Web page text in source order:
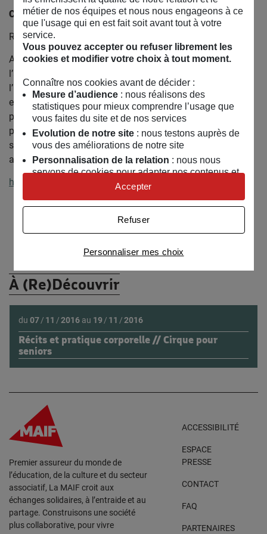
CYPRIA DONATO
REGARD CHORÉGRAPHIQUE & ÉCRITURE VIDÉO
Après un détour marquant par la critique et la théorie de
l’art à Paris, Cypria poursuit des études de dessin animé à
l’ENSAV La Cambre à Bruxelles, où elle obtient son Master
en 2015. Tandis que son film de fin d’étude “Putain”
parcourt les festivals à travers le monde, elle transporte sa
pratique du mouvement dessiné et du cinéma vers le
spectacle vivant, la robotique et le montage, notamment
avec la compagnie Shonen.
http://www.unlouppourlhomme.com/
Retrouvez Un loup pour l’homme sur :
Facebook
À (Re)Découvrir
Récits et pratique corporelle // Cirque pour
seniors
du 07/ 11 /2016 au 19/ 11 /2016
Premier assureur du monde de
l’éducation, de la culture et du secteur
associatif, La MAIF croit aux
échanges solidaires, à l’entraide et au
partage. Construisons une société
plus collaborative, pour vivre
ACCESSIBILITÉ
ESPACE
PRESSE
CONTACT
FAQ
PARTENAIRES
métier de nos équipes et nous nous engageons à ce
que l'usage qui en est fait soit avant tout à votre
service.
Vous pouvez accepter ou refuser librement les
cookies et modifier votre choix à tout moment.
Connaître nos cookies avant de décider :
Mesure d’audience: nous réalisons des
statistiques pour mieux comprendre l’usage que
vous faites du site et de nos services
Evolution de notre site: nous testons auprès de
vous des améliorations de notre site
Personnalisation de la relation : nous nous
servons de cookies pour adapter nos contenus et
personnaliser nos offres
Univers publicitaire: nous utilisons avec nos
publicités personnalisées
Personnaliser mes choix
Refuser
Accepter